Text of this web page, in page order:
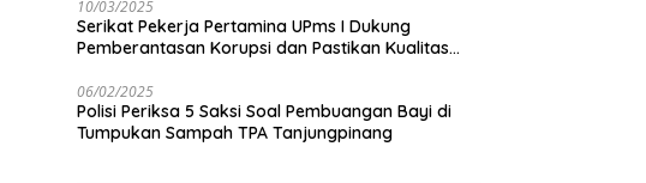
10/03/2025
Serikat Pekerja Pertamina UPms I Dukung
Pemberantasan Korupsi dan Pastikan Kualitas
06/02/2025
Polisi Periksa 5 Saksi Soal Pembuangan Bayi di
Tumpukan Sampah TPA Tanjungpinang